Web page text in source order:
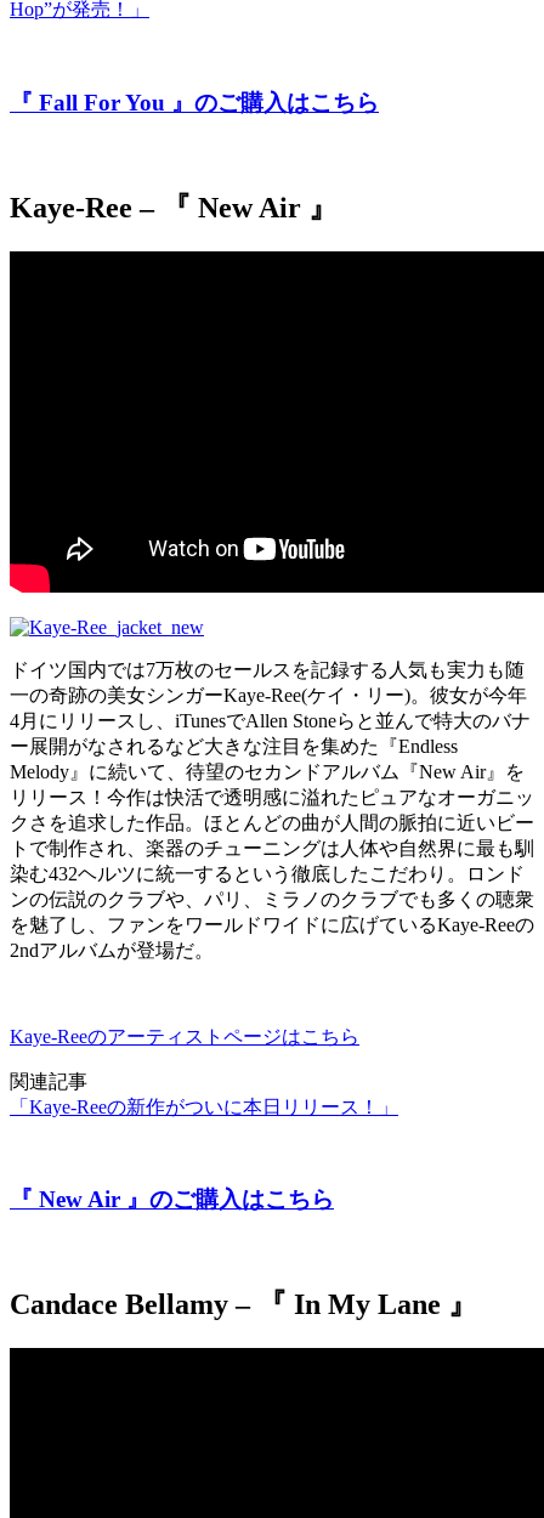
Hop”が発売！」
『 Fall For You 』のご購入はこちら
Kaye-Ree – 『 New Air 』
ドイツ国内では7万枚のセールスを記録する人気も実力も随
一の奇跡の美女シンガーKaye-Ree(ケイ・リー)。彼女が今年
4月にリリースし、iTunesでAllen Stoneらと並んで特大のバナ
ー展開がなされるなど大きな注目を集めた『Endless
Melody』に続いて、待望のセカンドアルバム『New Air』を
リリース！今作は快活で透明感に溢れたピュアなオーガニッ
クさを追求した作品。ほとんどの曲が人間の脈拍に近いビー
トで制作され、楽器のチューニングは人体や自然界に最も馴
染む432ヘルツに統一するという徹底したこだわり。ロンド
ンの伝説のクラブや、パリ、ミラノのクラブでも多くの聴衆
を魅了し、ファンをワールドワイドに広げているKaye-Reeの
2ndアルバムが登場だ。
Kaye-Reeのアーティストページはこちら
関連記事
「Kaye-Reeの新作がついに本日リリース！」
『 New Air 』のご購入はこちら
Candace Bellamy – 『 In My Lane 』